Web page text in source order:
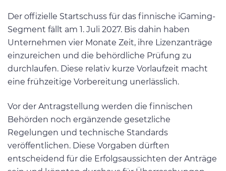
Der offizielle Startschuss für das finnische iGaming-
Segment fällt am 1. Juli 2027. Bis dahin haben
Unternehmen vier Monate Zeit, ihre Lizenzanträge
einzureichen und die behördliche Prüfung zu
durchlaufen. Diese relativ kurze Vorlaufzeit macht
eine frühzeitige Vorbereitung unerlässlich.
Vor der Antragstellung werden die finnischen
Behörden noch ergänzende gesetzliche
Regelungen und technische Standards
veröffentlichen. Diese Vorgaben dürften
entscheidend für die Erfolgsaussichten der Anträge